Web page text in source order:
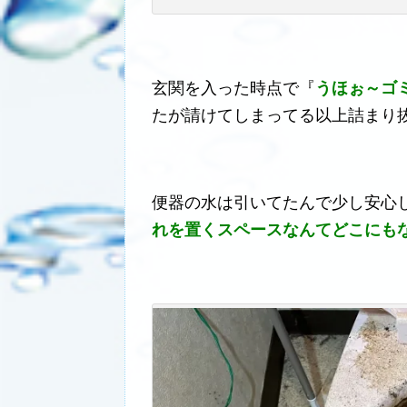
玄関を入った時点で『 うほぉ～ゴ
たが請けてしまってる以上詰まり
便器の水は引いてたんで少し安心
れを置くスペースなんてどこにも